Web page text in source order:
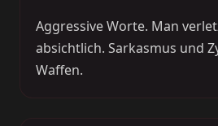
Aggressive Worte. Man
absichtlich. Sarkasmus und
Waffen.